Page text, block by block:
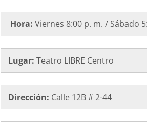
Hora: Viernes 8:00 p. m. / Sábado
Lugar: Teatro LIBRE Centro
Dirección: Calle 12B # 2-44